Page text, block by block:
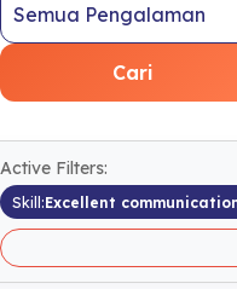
Cari
Active Filters:
Skill:Excellent